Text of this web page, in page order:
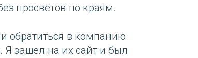
просветов по краям.
обратиться в компанию
зашел на их сайт и был